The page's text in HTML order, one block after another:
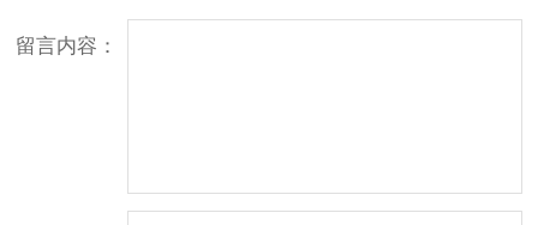
留言内容：